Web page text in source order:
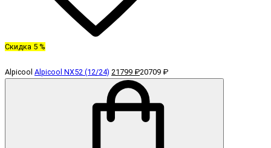
Скидка 5 %
Alpicool Alpicool NX52 (12/24) 21799 ₽20709 ₽